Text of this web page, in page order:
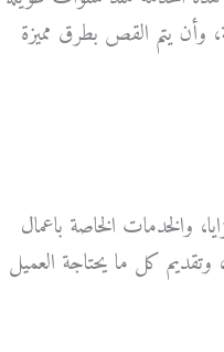
وأن يتم القص بطرق مميزة
والخدمات الخاصة باعمال
وتقديم كل ما يحتاجة العميل